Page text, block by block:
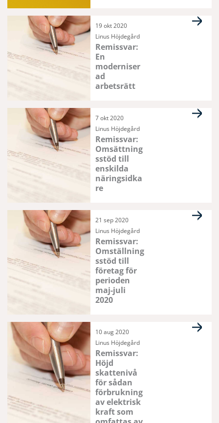
19 okt 2020
Linus Höjdegård
Remissvar:
En
moderniser
ad
arbetsrätt
7 okt 2020
Linus Höjdegård
Remissvar:
Omsättning
sstöd till
enskilda
näringsidka
re
21 sep 2020
Linus Höjdegård
Remissvar:
Omställning
sstöd till
företag för
perioden
maj-juli
2020
10 aug 2020
Linus Höjdegård
Remissvar:
Höjd
skattenivå
för sådan
förbrukning
av elektrisk
kraft som